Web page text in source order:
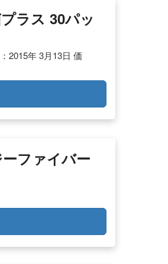
ラス 30パッ
2015年 3月13日 価
ファイバー